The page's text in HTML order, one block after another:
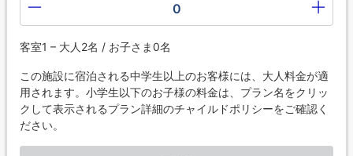
0
客室1 – 大人2名 / お子さま0名
この施設に宿泊される中学生以上のお客様には、大人料金が適
用されます。小学生以下のお子様の料金は、プラン名をクリッ
クして表示されるプラン詳細のチャイルドポリシーをご確認く
ださい。